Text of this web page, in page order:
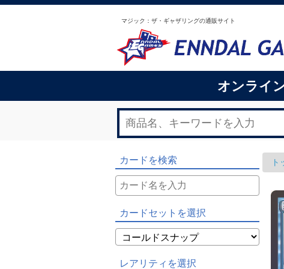
マジック：ザ・ギャザリングの通販サイト
オンライ
カードを検索
カードセットを選択
レアリティを選択
ト